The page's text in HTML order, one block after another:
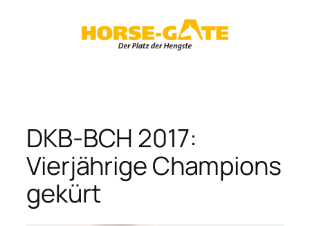
DKB-BCH 2017:
Vierjährige Champions
gekürt